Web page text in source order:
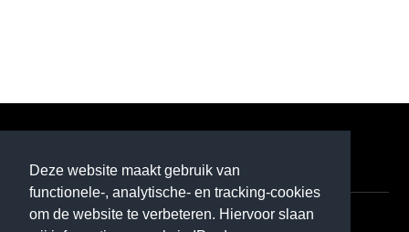
Deze website maakt gebruik van
functionele-, analytische- en tracking-cookies
om de website te verbeteren. Hiervoor slaan
P1
Contact